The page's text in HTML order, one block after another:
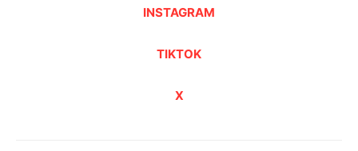
INSTAGRAM
TIKTOK
X